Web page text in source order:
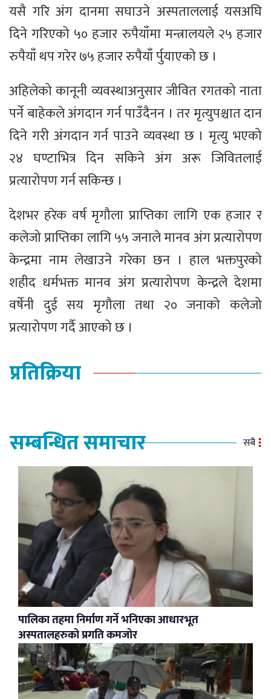
यसै गरि अंग दानमा सघाउने अस्पताललाई यसअघि
दिने गरिएको ५० हजार रुपैयाँमा मन्त्रालयले २५ हजार
रुपैयाँ थप गरेर ७५ हजार रुपैयाँ र्पुयाएको छ ।
अहिलेको कानूनी व्यवस्थाअनुसार जीवित रगतको नाता
पर्ने बाहेकले अंगदान गर्न पाउँदैनन । तर मृत्युपश्चात दान
दिने गरी अंगदान गर्न पाउने व्यवस्था छ । मृत्यु भएको
२४ घण्टाभित्र दिन सकिने अंग अरू जिवितलाई
प्रत्यारोपण गर्न सकिन्छ ।
देशभर हरेक वर्ष मृगौला प्राप्तिका लागि एक हजार र
कलेजो प्राप्तिका लागि ५५ जनाले मानव अंग प्रत्यारोपण
केन्द्रमा नाम लेखाउने गरेका छन । हाल भक्तपुरको
शहीद धर्मभक्त मानव अंग प्रत्यारोपण केन्द्रले देशमा
वर्षेनी दुई सय मृगौला तथा २० जनाको कलेजो
प्रत्यारोपण गर्दै आएको छ ।
प्रतिक्रिया
सम्बन्धित समाचार सबै
पालिका तहमा निर्माण गर्ने भनिएका आधारभूत
अस्पतालहरुको प्रगति कमजोर